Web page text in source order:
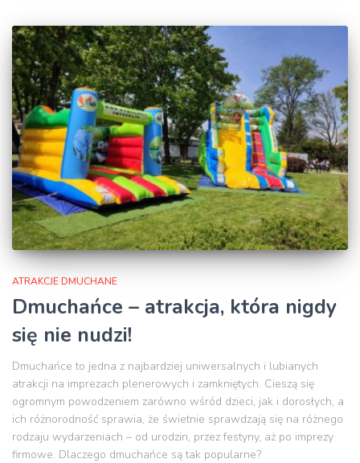
ATRAKCJE DMUCHANE
Dmuchańce – atrakcja, która nigdy
się nie nudzi!
Dmuchańce to jedna z najbardziej uniwersalnych i lubianych
atrakcji na imprezach plenerowych i zamkniętych. Cieszą się
ogromnym powodzeniem zarówno wśród dzieci, jak i dorosłych, a
ich różnorodność sprawia, że świetnie sprawdzają się na różnego
rodzaju wydarzeniach – od urodzin, przez festyny, aż po imprezy
firmowe. Dlaczego dmuchańce są tak popularne?